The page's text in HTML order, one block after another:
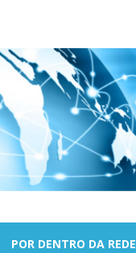
POR DENTRO DA REDE